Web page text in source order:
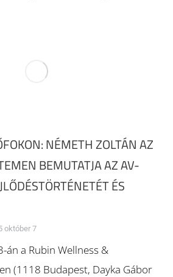
NÉMETH ZOLTÁN AZ
BEMUTATJA AZ AV-
ÉS
október 7
án a Rubin Wellness &
(1118 Budapest, Dayka Gábor